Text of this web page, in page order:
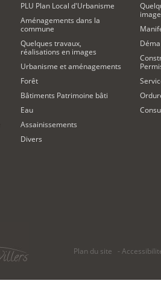
PLU Plan Local d'Urbanisme
Aménagements dans la
commune
Quelques travaux,
réalisations en images
Urbanisme et aménagements
Forêt
Bâtiments Patrimoine bâti
Eau
Assainissements
Divers
Plan du site